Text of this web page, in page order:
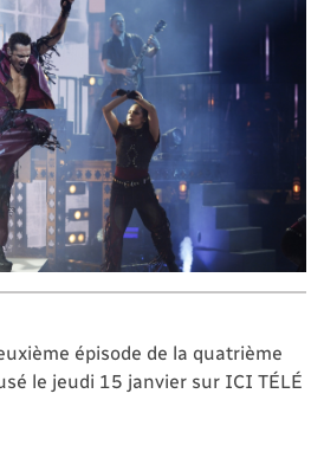
épisode de la quatrième
le jeudi 15 janvier sur ICI TÉLÉ